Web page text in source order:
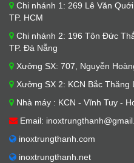
Chi nhánh 1: 269 Lê Văn
TP. HCM
Chi nhánh 2: 196 Tôn Đức
TP. Đà Nẵng
Xưởng SX: 707, Nguyễn
Xưởng SX 2: KCN Bắc
Nhà máy : KCN - Vĩnh Tuy -
Email:
inoxtrungthanh.com
inoxtrungthanh.net